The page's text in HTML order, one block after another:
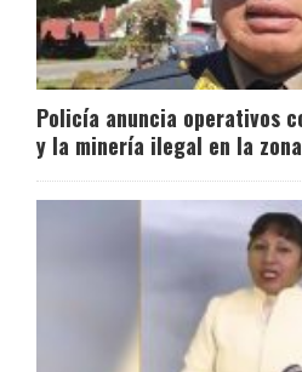
Policía anuncia operativos
y la minería ilegal en la